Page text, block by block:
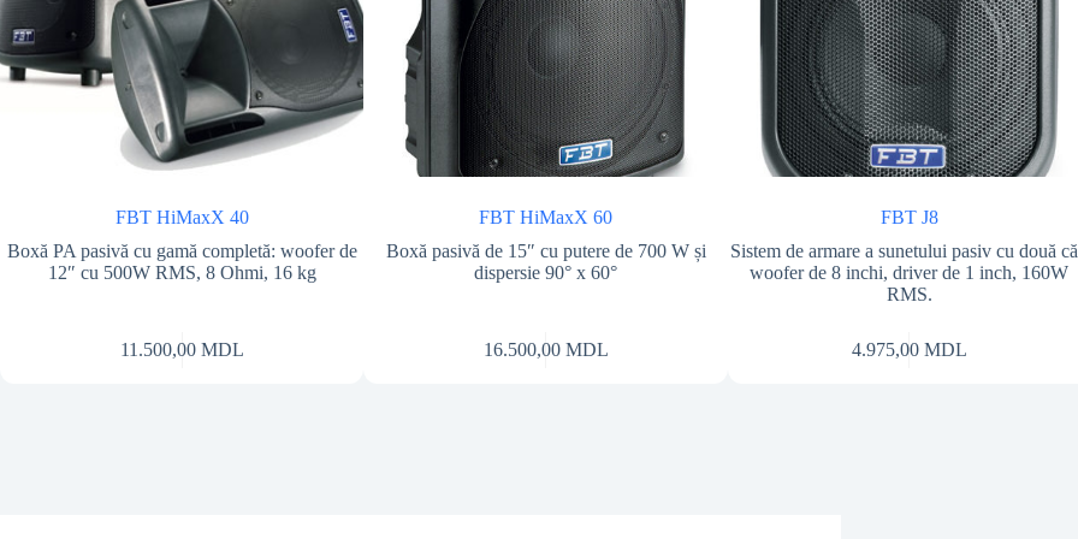
FBT HiMaxX 40
Boxă PA pasivă cu gamă completă: woofer de
12″ cu 500W RMS, 8 Ohmi, 16 kg
11.500,00 MDL
FBT HiMaxX 60
Boxă pasivă de 15″ cu putere de 700 W și
dispersie 90° x 60°
16.500,00 MDL
FBT J8
Sistem de armare a sunetului pasiv cu două
woofer de 8 inchi, driver de 1 inch, 160W
RMS.
4.975,00 MDL